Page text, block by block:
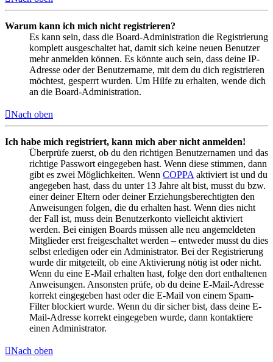
Warum kann ich mich nicht registrieren?
Es kann sein, dass die Board-Administration die Registrierung
komplett ausgeschaltet hat, damit sich keine neuen Benutzer
mehr anmelden können. Es könnte auch sein, dass deine IP-
Adresse oder der Benutzername, mit dem du dich registrieren
möchtest, gesperrt wurden. Um Hilfe zu erhalten, wende dich
an die Board-Administration.
Nach oben
Ich habe mich registriert, kann mich aber nicht anmelden!
Überprüfe zuerst, ob du den richtigen Benutzernamen und das
richtige Passwort eingegeben hast. Wenn diese stimmen, dann
gibt es zwei Möglichkeiten. Wenn COPPA aktiviert ist und du
angegeben hast, dass du unter 13 Jahre alt bist, musst du bzw.
einer deiner Eltern oder deiner Erziehungsberechtigten den
Anweisungen folgen, die du erhalten hast. Wenn dies nicht
der Fall ist, muss dein Benutzerkonto vielleicht aktiviert
werden. Bei einigen Boards müssen alle neu angemeldeten
Mitglieder erst freigeschaltet werden – entweder musst du dies
selbst erledigen oder ein Administrator. Bei der Registrierung
wurde dir mitgeteilt, ob eine Aktivierung nötig ist oder nicht.
Wenn du eine E-Mail erhalten hast, folge den dort enthaltenen
Anweisungen. Ansonsten prüfe, ob du deine E-Mail-Adresse
korrekt eingegeben hast oder die E-Mail von einem Spam-
Filter blockiert wurde. Wenn du dir sicher bist, dass deine E-
Mail-Adresse korrekt eingegeben wurde, dann kontaktiere
einen Administrator.
Nach oben